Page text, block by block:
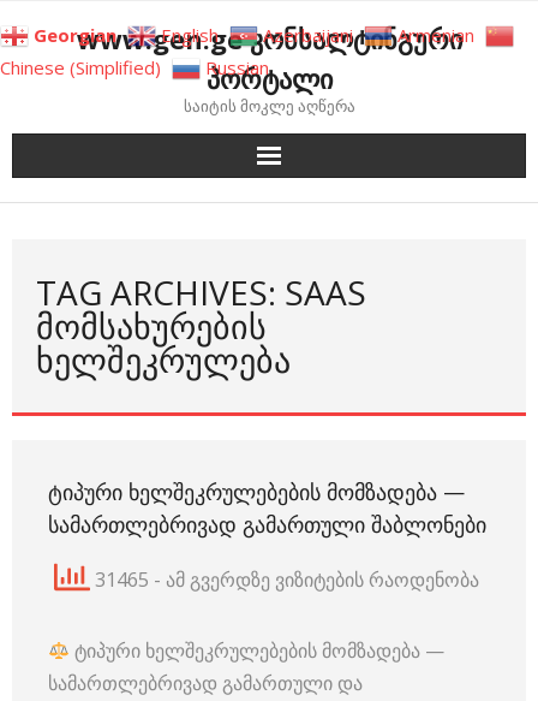
to
content
www.gen.ge კონსალტინგური
პორტალი
საიტის მოკლე აღწერა
TAG ARCHIVES: SAAS
ᲛᲝᲛᲡᲐᲮᲣᲠᲔᲑᲘᲡ
ᲮᲔᲚᲨᲔᲙᲠᲣᲚᲔᲑᲐ
ᲢᲘᲞᲣᲠᲘ ᲮᲔᲚᲨᲔᲙᲠᲣᲚᲔᲑᲔᲑᲘᲡ ᲛᲝᲛᲖᲐᲓᲔᲑᲐ —
ᲡᲐᲛᲐᲠᲗᲚᲔᲑᲠᲘᲕᲐᲓ ᲒᲐᲛᲐᲠᲗᲣᲚᲘ ᲨᲐᲑᲚᲝᲜᲔᲑᲘ
31465 - ამ გვერდზე ვიზიტების რაოდენობა
ტიპური ხელშეკრულებების მომზადება —
სამართლებრივად გამართული და
Georgian English Azerbaijani
Armenian
Chinese (Simplified)
Russian